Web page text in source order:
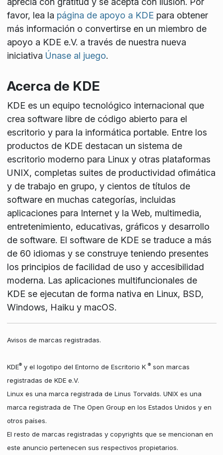
favor, lea la página de apoyo a KDE para obtener
más información o convertirse en un miembro de
apoyo a KDE e.V. a través de nuestra nueva
iniciativa Únase al juego.
Acerca de KDE
KDE es un equipo tecnológico internacional que
crea software libre de código abierto para el
escritorio y para la informática portable. Entre los
productos de KDE destacan un sistema de
escritorio moderno para Linux y otras plataformas
UNIX, completas suites de productividad ofimática
y de trabajo en grupo, y cientos de títulos de
software en muchas categorías, incluidas
aplicaciones para Internet y la Web, multimedia,
entretenimiento, educativas, gráficos y desarrollo
de software. El software de KDE se traduce a más
de 60 idiomas y se construye teniendo presentes
los principios de facilidad de uso y accesibilidad
moderna. Las aplicaciones multifuncionales de
KDE se ejecutan de forma nativa en Linux, BSD,
Windows, Haiku y macOS.
Avisos de marcas registradas.
KDE®y el logotipo del Entorno de Escritorio K ®son marcas
registradas de KDE e.V.
Linux es una marca registrada de Linus Torvalds. UNIX es una
marca registrada de The Open Group en los Estados Unidos y en
otros países.
El resto de marcas registradas y copyrights que se mencionan en
este anuncio pertenecen sus respectivos propietarios.